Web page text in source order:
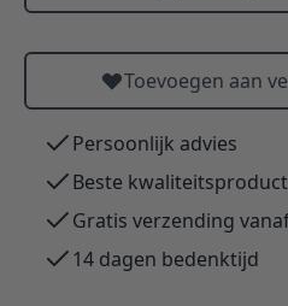
Toevoegen aan
Persoonlijk advies
Beste
Gratis verzending
14 dagen bedenktijd